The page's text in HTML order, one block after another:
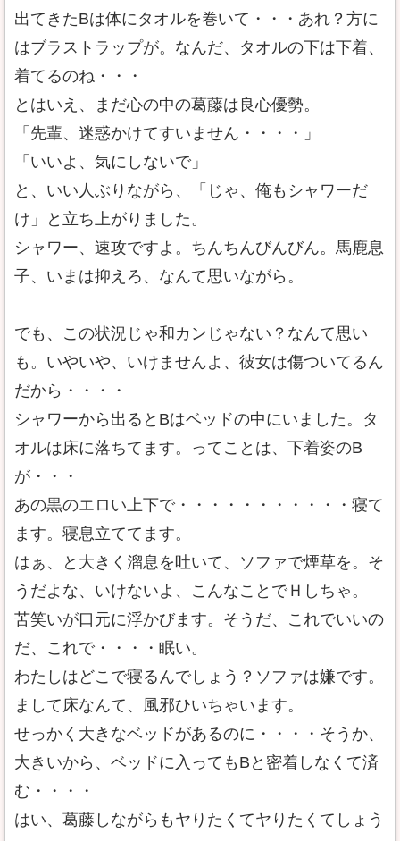
出てきたBは体にタオルを巻いて・・・あれ？方に
はブラストラップが。なんだ、タオルの下は下着、
着てるのね・・・
とはいえ、まだ心の中の葛藤は良心優勢。
「先輩、迷惑かけてすいません・・・・」
「いいよ、気にしないで」
と、いい人ぶりながら、「じゃ、俺もシャワーだ
け」と立ち上がりました。
シャワー、速攻ですよ。ちんちんびんびん。馬鹿息
子、いまは抑えろ、なんて思いながら。
でも、この状況じゃ和カンじゃない？なんて思い
も。いやいや、いけませんよ、彼女は傷ついてるん
だから・・・・
シャワーから出るとBはベッドの中にいました。タ
オルは床に落ちてます。ってことは、下着姿のB
が・・・
あの黒のエロい上下で・・・・・・・・・・・寝て
ます。寝息立ててます。
はぁ、と大きく溜息を吐いて、ソファで煙草を。そ
うだよな、いけないよ、こんなことでＨしちゃ。
苦笑いが口元に浮かびます。そうだ、これでいいの
だ、これで・・・・眠い。
わたしはどこで寝るんでしょう？ソファは嫌です。
まして床なんて、風邪ひいちゃいます。
せっかく大きなベッドがあるのに・・・・そうか、
大きいから、ベッドに入ってもBと密着しなくて済
む・・・・
はい、葛藤しながらもヤりたくてヤりたくてしょう